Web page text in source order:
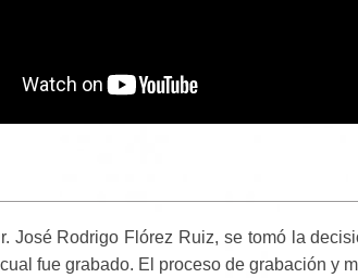
José Rodrigo Flórez Ruiz, se tomó la
fue grabado. El proceso de grabación y